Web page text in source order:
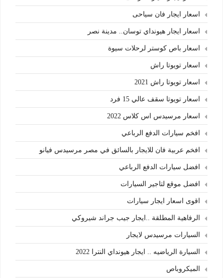
اسعار ايجار فان سياحى
اسعار ايجار هيونداي توسان.. مدينة نصر
اسعار باص كوستر لرحلات سيوة
اسعار تويوتا راش
اسعار تويوتا راش 2021
اسعار تويوتا سقف عالي 15 فرد
اسعار مرسيدس اس كلاس 2022
افخم سيارات الدفع الرباعي
افخم عربية فان للايجار بالسائق في مصر مرسيدس فيانو
افضل سيارات الدفع الرباعي
افضل موقع لتاجير السيارات
اقوى اسعار ايجار سيارات
الرفاهية المطلقة ..ايجار جيب جراند شيروكي
السيارات مرسيدس لايجار
السيارة الرياضيه .. ايجار هيونداي النترا 2022
الميكروباص